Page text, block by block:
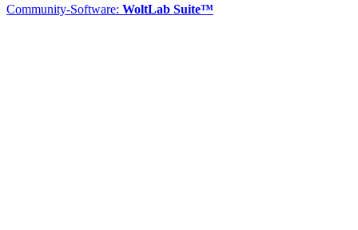
Community-Software: WoltLab Suite™